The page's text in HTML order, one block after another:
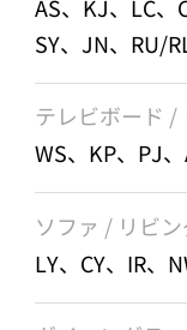
AS、KJ、LC、
SY、JN、RU/
テレビボード /
WS、KP、PJ
ソファ / リビ
LY、CY、IR、